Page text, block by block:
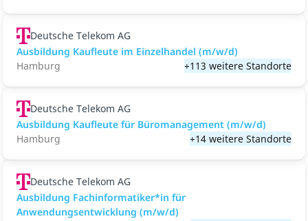
Deutsche Telekom AG
Ausbildung Kaufleute im Einzelhandel (m/w/d)
Hamburg
+113 weitere Standorte
Deutsche Telekom AG
Ausbildung Kaufleute für Büromanagement (m/w/d)
Hamburg
+14 weitere Standorte
Deutsche Telekom AG
Ausbildung Fachinformatiker*in für
Anwendungsentwicklung (m/w/d)